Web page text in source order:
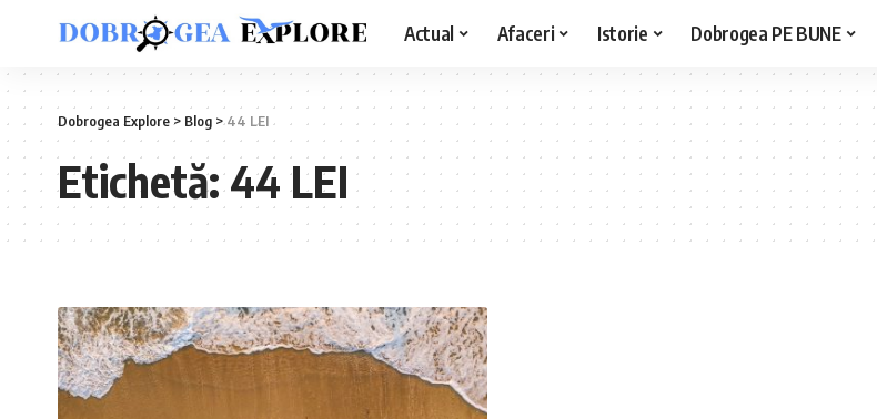
Actual Afaceri Istorie Dobrogea PE BUNE
Dobrogea Explore> Blog >44 LEI
Etichetă:44 LEI